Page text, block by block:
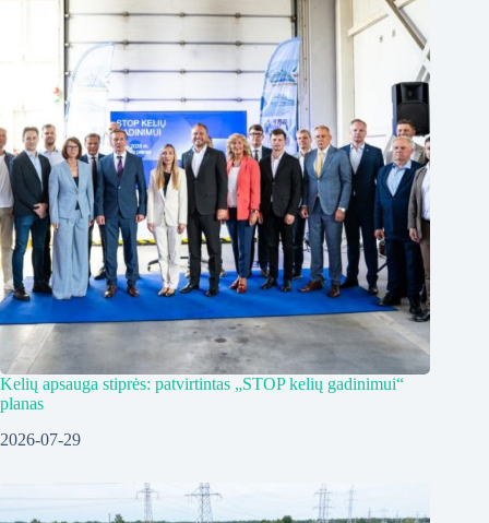
Kelių apsauga stiprės: patvirtintas „STOP kelių gadinimui“
planas
2026-07-29